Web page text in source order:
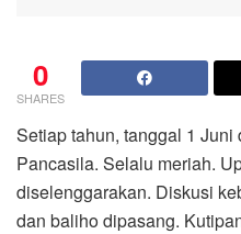
0
SHARES
Setiap tahun, tanggal 1
Pancasila. Selalu meriah.
diselenggarakan. Diskusi
dan baliho dipasang.